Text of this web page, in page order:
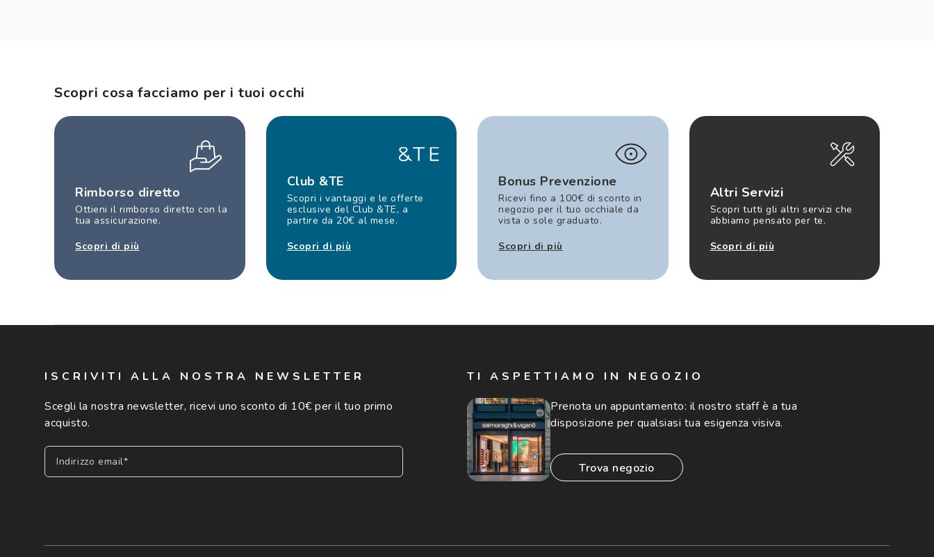
Scopri cosa facciamo per i tuoi occhi
Rimborso diretto
Ottieni il rimborso diretto con la
tua assicurazione.
Scopri di più
Club &TE
Scopri i vantaggi e le offerte
esclusive del Club &TE, a
partire da 20€ al mese.
Scopri di più
Bonus Prevenzione
Ricevi fino a 100€ di sconto in
negozio per il tuo occhiale da
vista o sole graduato.
Scopri di più
Altri Servizi
Scopri tutti gli altri servizi che
abbiamo pensato per te.
Scopri di più
ISCRIVITI ALLA NOSTRA NEWSLETTER
Scegli la nostra newsletter, ricevi uno sconto di 10€ per il tuo primo
acquisto.
Indirizzo email*
TI ASPETTIAMO IN NEGOZIO
Prenota un appuntamento: il nostro staff è a tua
disposizione per qualsiasi tua esigenza visiva.
trova negozio